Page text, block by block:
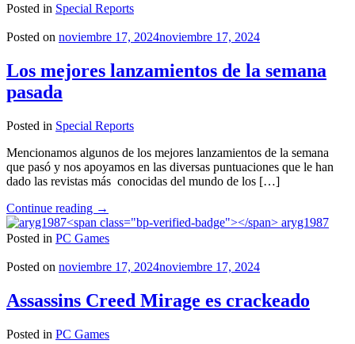
el
de
Posted in Special Reports
Posted on noviembre 17, 2024noviembre 17, 2024
Los mejores lanzamientos de la semana
pasada
Posted in Special Reports
Mencionamos algunos de los mejores lanzamientos de la semana
que pasó y nos apoyamos en las diversas puntuaciones que le han
dado las revistas más conocidas del mundo de los […]
Continue reading "Los
mejores
lanzamientos
la
pasada"
→
aryg1987
Posted in PC Games
Posted on noviembre 17, 2024noviembre 17, 2024
Assassins Creed Mirage es crackeado
Posted in PC Games